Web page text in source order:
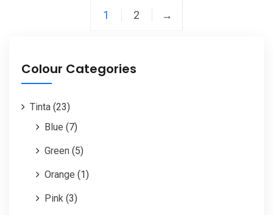
1 2 →
Colour Categories
Tinta (23)
Blue (7)
Green (5)
Orange (1)
Pink (3)